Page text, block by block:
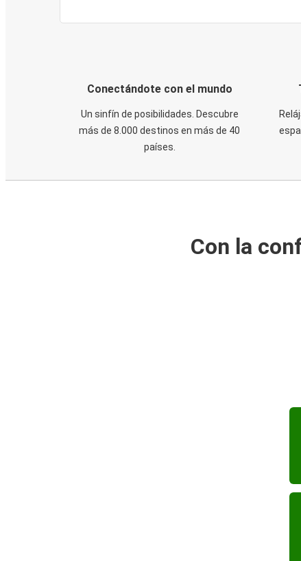
Conectándote con el mundo
Un sinfín de posibilidades. Descubre
más de 8.000 destinos en más de 40
países.
Con la